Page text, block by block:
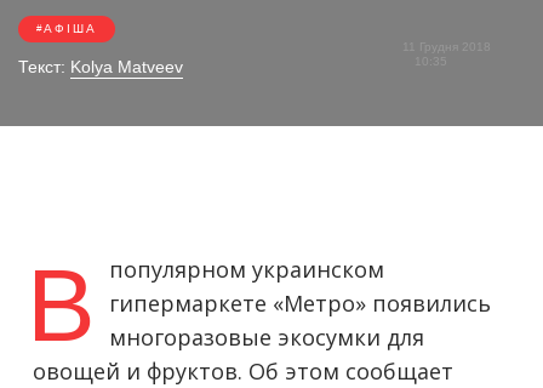
АФІША
Текст: Kolya Matveev
11 Грудня 2018
В
популярном украинском
гипермаркете «Метро» появились
многоразовые экосумки для
овощей и фруктов. Об этом сообщает